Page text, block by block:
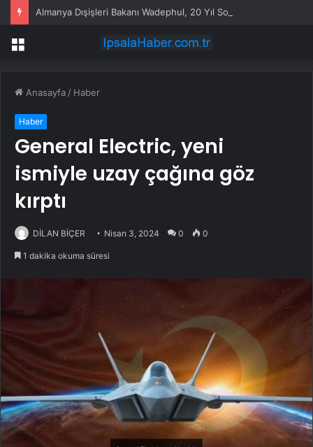
Menü
Anasayfa / Haber
Haber
General Electric, yeni
ismiyle uzay çağına göz
kırptı
DİLAN BİÇER Nisan 3, 2024 0 0
1 dakika okuma süresi